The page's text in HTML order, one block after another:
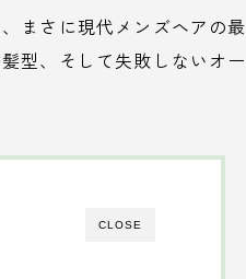
まさに現代メンズヘアの最
型、そして失敗しないオー
CLOSE